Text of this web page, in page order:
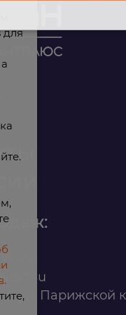
ул. Парижской
для